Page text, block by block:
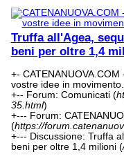
Truffa all'Agea,
beni per oltre 1,4
+-
vostre idee in
+-- Forum: Comunicati (
35.html)
+--- Forum:
(https://
+--- Discussione: Truffa
beni per oltre 1,4 milioni (